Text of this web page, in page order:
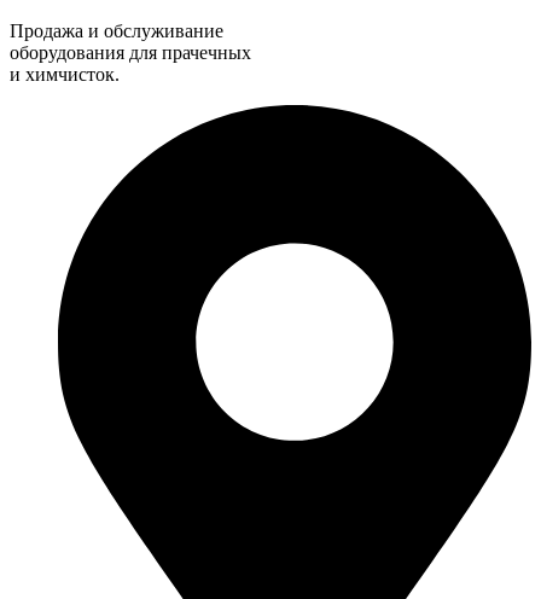
Продажа и обслуживание
оборудования для прачечных
и химчисток.